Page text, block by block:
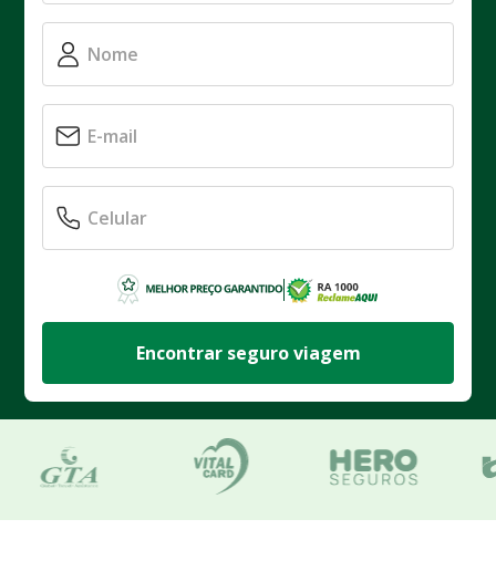
Encontrar seguro viagem